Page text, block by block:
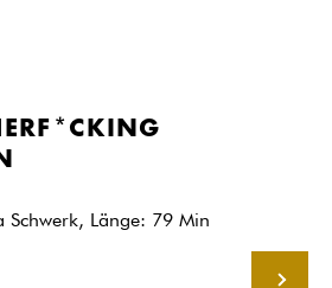
Schwerk, Länge: 79 Min